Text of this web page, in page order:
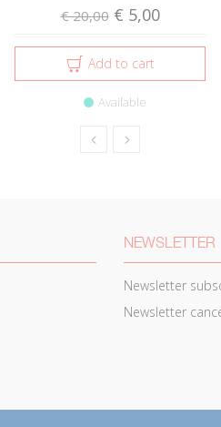
€ 20,00 € 5,00
Add to cart
Available
NEWSLETTER
Newsletter
Newsletter